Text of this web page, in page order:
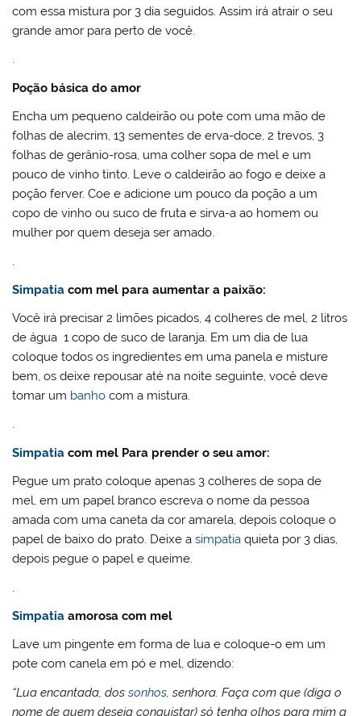
com essa mistura por 3 dia seguidos. Assim irá atrair o seu
grande amor para perto de você.
.
Poção básica do amor
Encha um pequeno caldeirão ou pote com uma mão de
folhas de alecrim, 13 sementes de erva-doce, 2 trevos, 3
folhas de gerânio-rosa, uma colher sopa de mel e um
pouco de vinho tinto. Leve o caldeirão ao fogo e deixe a
poção ferver. Coe e adicione um pouco da poção a um
copo de vinho ou suco de fruta e sirva-a ao homem ou
mulher por quem deseja ser amado.
.
Simpatia com mel para aumentar a paixão:
Você irá precisar 2 limões picados, 4 colheres de mel, 2 litros
de água 1 copo de suco de laranja. Em um dia de lua
coloque todos os ingredientes em uma panela e misture
bem, os deixe repousar até na noite seguinte, você deve
tomar um banho com a mistura.
.
Simpatia com mel Para prender o seu amor:
Pegue um prato coloque apenas 3 colheres de sopa de
mel, em um papel branco escreva o nome da pessoa
amada com uma caneta da cor amarela, depois coloque o
papel de baixo do prato. Deixe asimpatia quieta por 3 dias,
depois pegue o papel e queime.
.
Simpatia amorosa com mel
Lave um pingente em forma de lua e coloque-o em um
pote com canela em pó e mel, dizendo:
“Lua encantada, dossonhos, senhora. Faça com que (diga o
nome de quem deseja conquistar) só tenha olhos para mim a